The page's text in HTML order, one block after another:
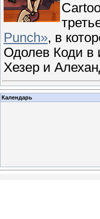
Punch», в
Одолев Коди в
Хезер и
Календарь